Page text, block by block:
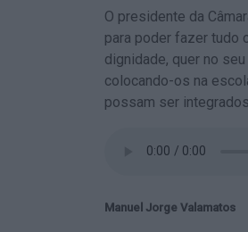
O presidente da
para poder fazer tudo
dignidade, quer no
colocando-os na
possam ser
Manuel Jorge Valamatos